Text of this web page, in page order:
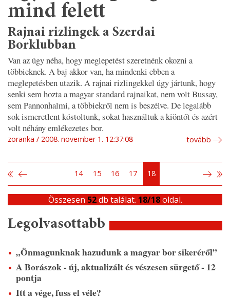
mind felett
Rajnai rizlingek a Szerdai
Borklubban
Van az úgy néha, hogy meglepetést szeretnénk okozni a
többieknek. A baj akkor van, ha mindenki ebben a
meglepetésben utazik. A rajnai rizlingekkel úgy jártunk, hogy
senki sem hozta a magyar standard rajnaikat, nem volt Bussay,
sem Pannonhalmi, a többiekről nem is beszélve. De legalább
sok ismeretlent kóstoltunk, sokat használtuk a kiöntőt és azért
volt néhány emlékezetes bor.
zoranka 2008. november 1. 12:37:08 tovább
14 15 16 17 18
Összesen 52db találat. 18/18oldal.
Legolvasottabb
„Önmagunknak hazudunk a magyar bor sikeréről”
A Borászok - új, aktualizált és vészesen sürgető - 12
pontja
Itt a vége, fuss el véle?